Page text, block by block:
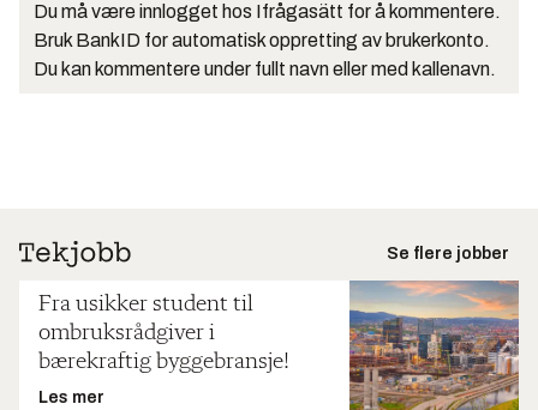
Du må være innlogget hos Ifrågasätt for å kommentere.
Bruk BankID for automatisk oppretting av brukerkonto.
Du kan kommentere under fullt navn eller med kallenavn.
Se flere jobber
Fra usikker student til
ombruksrådgiver i
bærekraftig byggebransje!
Les mer